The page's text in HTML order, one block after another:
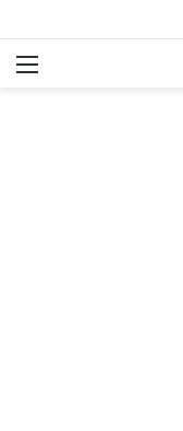
بالبساتين